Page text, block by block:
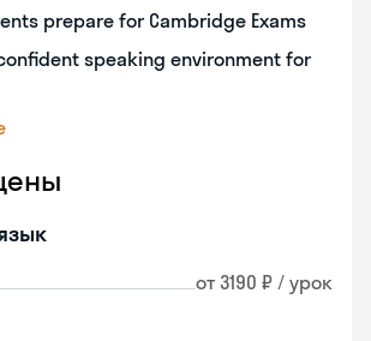
prepare for Cambridge Exams
speaking environment for
от 3190 ₽ / урок